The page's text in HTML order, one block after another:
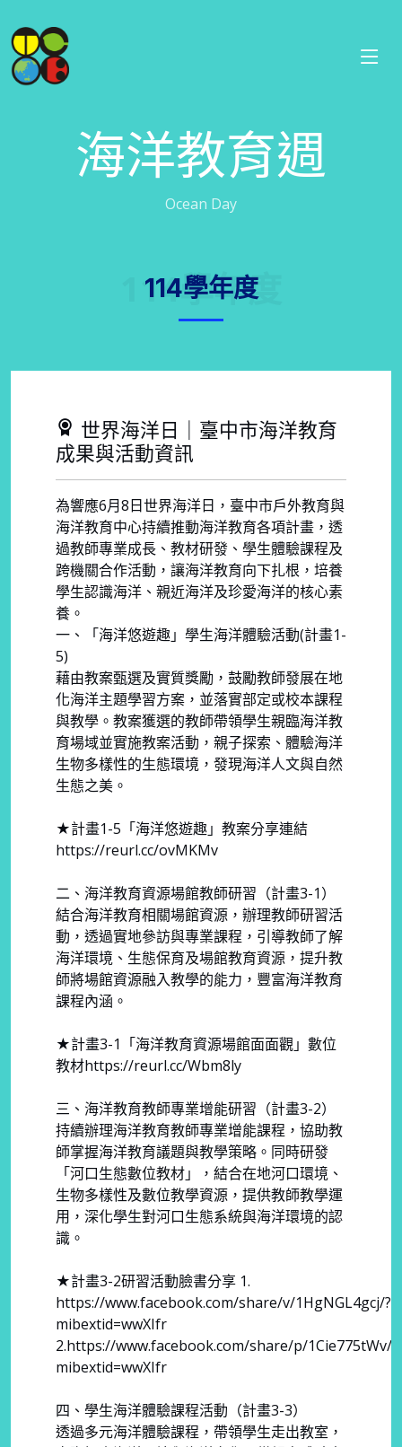
海洋教育週
Ocean Day
114學年度
114學年度
世界海洋日｜臺中市海洋教育
成果與活動資訊
為響應6月8日世界海洋日，臺中市戶外教育與
海洋教育中心持續推動海洋教育各項計畫，透
過教師專業成長、教材研發、學生體驗課程及
跨機關合作活動，讓海洋教育向下扎根，培養
學生認識海洋、親近海洋及珍愛海洋的核心素
養。
一、「海洋悠遊趣」學生海洋體驗活動(計畫1-
5)
藉由教案甄選及實質獎勵，鼓勵教師發展在地
化海洋主題學習方案，並落實部定或校本課程
與教學。教案獲選的教師帶領學生親臨海洋教
育場域並實施教案活動，親子探索、體驗海洋
生物多樣性的生態環境，發現海洋人文與自然
生態之美。
★計畫1-5「海洋悠遊趣」教案分享連結
https://reurl.cc/ovMKMv
二、海洋教育資源場館教師研習（計畫3-1）
結合海洋教育相關場館資源，辦理教師研習活
動，透過實地參訪與專業課程，引導教師了解
海洋環境、生態保育及場館教育資源，提升教
師將場館資源融入教學的能力，豐富海洋教育
課程內涵。
★計畫3-1「海洋教育資源場館面面觀」數位
教材https://reurl.cc/Wbm8ly
三、海洋教育教師專業增能研習（計畫3-2）
持續辦理海洋教育教師專業增能課程，協助教
師掌握海洋教育議題與教學策略。同時研發
「河口生態數位教材」，結合在地河口環境、
生物多樣性及數位教學資源，提供教師教學運
用，深化學生對河口生態系統與海洋環境的認
識。
★計畫3-2研習活動臉書分享 1.
https://www.facebook.com/share/v/1HgNGL4gcj/?
mibextid=wwXIfr
2.https://www.facebook.com/share/p/1Cie775tWv/?
mibextid=wwXIfr
四、學生海洋體驗課程活動（計畫3-3）
透過多元海洋體驗課程，帶領學生走出教室，